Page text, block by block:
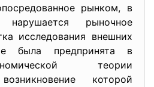
рынком, в
рыночное
исследования внешних
была предпринята в
теории
которой